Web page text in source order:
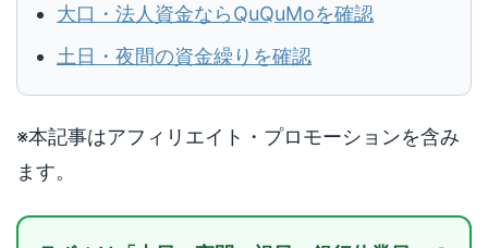
大口・法人資金ならQuQuMoを確認
土日・夜間の資金繰りを確認
※本記事はアフィリエイト・プロモーションを含み
ます。